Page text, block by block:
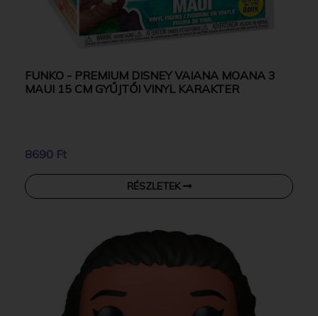
FUNKO - PREMIUM DISNEY VAIANA MOANA 3
MAUI 15 CM GYŰJTŐI VINYL KARAKTER
8690 Ft
RÉSZLETEK